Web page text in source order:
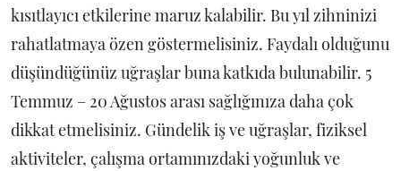
kısıtlayıcı etkilerine maruz kalabilir. Bu yıl zihninizi
rahatlatmaya özen göstermelisiniz. Faydalı olduğunu
düşündüğünüz uğraşlar buna katkıda bulunabilir. 5
Temmuz – 20 Ağustos arası sağlığınıza daha çok
dikkat etmelisiniz. Gündelik iş ve uğraşlar, fiziksel
aktiviteler, çalışma ortamınızdaki yoğunluk ve